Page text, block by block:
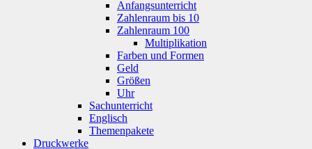
Anfangsunterricht
Zahlenraum bis 10
Zahlenraum 100
Multiplikation
Farben und Formen
Geld
Größen
Uhr
Sachunterricht
Englisch
Themenpakete
Druckwerke